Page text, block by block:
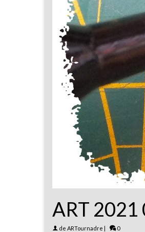
ART 2021
de ARTournadre | 0